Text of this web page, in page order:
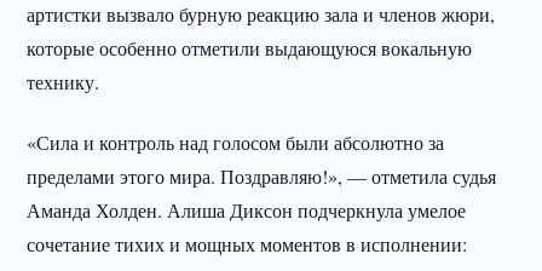
артистки вызвало бурную реакцию зала и членов жюри,
которые особенно отметили выдающуюся вокальную
технику.
«Сила и контроль над голосом были абсолютно за
пределами этого мира. Поздравляю!», — отметила судья
Аманда Холден. Алиша Диксон подчеркнула умелое
сочетание тихих и мощных моментов в исполнении: